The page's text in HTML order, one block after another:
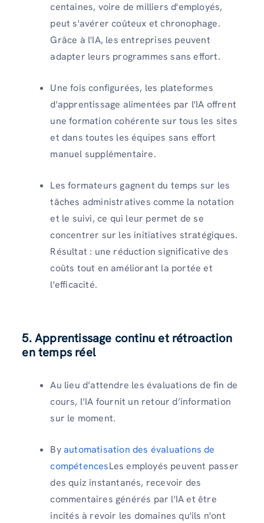
centaines, voire de milliers d'employés,
peut s'avérer coûteux et chronophage.
Grâce à l'IA, les entreprises peuvent
adapter leurs programmes sans effort.
Une fois configurées, les plateformes
d'apprentissage alimentées par l'IA offrent
une formation cohérente sur tous les sites
et dans toutes les équipes sans effort
manuel supplémentaire.
Les formateurs gagnent du temps sur les
tâches administratives comme la notation
et le suivi, ce qui leur permet de se
concentrer sur les initiatives stratégiques.
Résultat : une réduction significative des
coûts tout en améliorant la portée et
l'efficacité.
5. Apprentissage continu et rétroaction
en temps réel
Au lieu d’attendre les évaluations de fin de
cours, l’IA fournit un retour d’information
sur le moment.
Byautomatisation des évaluations de
compétencesLes employés peuvent passer
des quiz instantanés, recevoir des
commentaires générés par l'IA et être
incités à revoir les domaines qu'ils n'ont